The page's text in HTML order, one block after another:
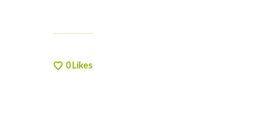
0Likes